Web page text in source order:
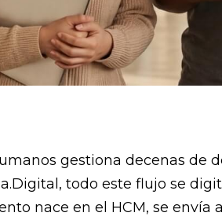
gestiona decenas
todo este flujo se
nace en el HCM, se